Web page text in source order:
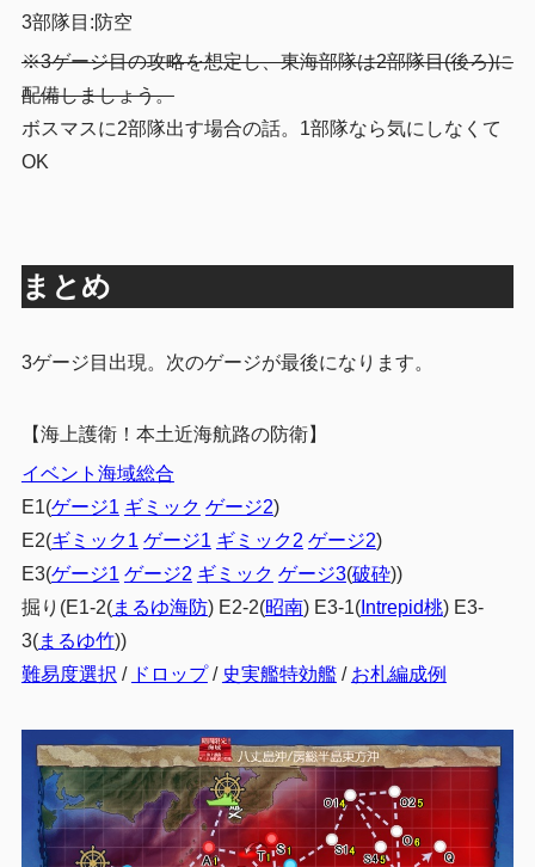
3部隊目:防空
※3ゲージ目の攻略を想定し、東海部隊は2部隊目(後ろ)に
配備しましょう。
ボスマスに2部隊出す場合の話。1部隊なら気にしなくて
OK
まとめ
3ゲージ目出現。次のゲージが最後になります。
【海上護衛！本土近海航路の防衛】
イベント海域総合
E1(ゲージ1 ギミック ゲージ2)
E2(ギミック1 ゲージ1 ギミック2 ゲージ2)
E3(ゲージ1 ゲージ2 ギミック ゲージ3(破砕))
掘り(E1-2(まるゆ海防) E2-2(昭南) E3-1(Intrepid桃) E3-
3(まるゆ竹))
難易度選択 / ドロップ/ 史実艦特効艦/ お札編成例